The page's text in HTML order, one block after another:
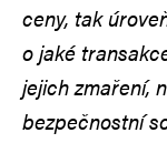
ceny, tak
o jaké
jejich zmaření,
bezpečnostní